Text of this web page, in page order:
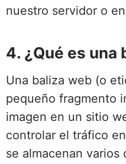
nuestro servidor o
4. ¿Qué es una
Una baliza web (o
pequeño fragmento
imagen en un sitio
controlar el tráfico
se almacenan varios